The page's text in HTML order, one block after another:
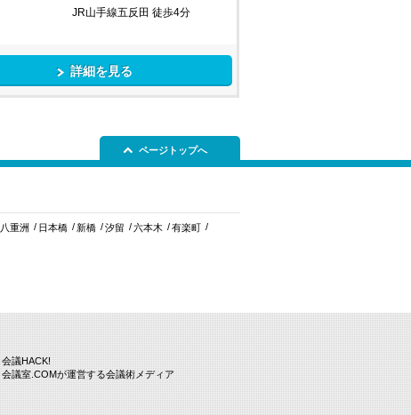
JR山手線五反田 徒歩4分
詳細を見る
ページトップへ
八重洲 日本橋 新橋 汐留 六本木
有楽町
会議HACK!
会議室.COMが運営する会議術メディア